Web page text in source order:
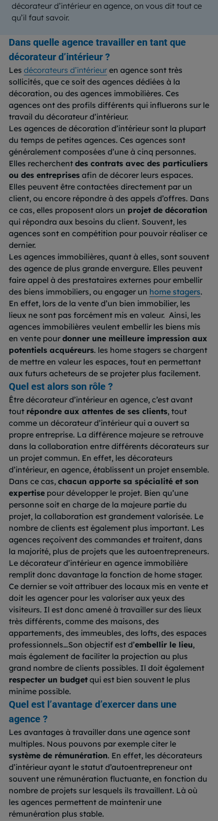
décorateur d’intérieur en agence, on vous dit tout ce
qu’il faut savoir.
Dans quelle agence travailler en tant que
décorateur d’intérieur ?
Les décorateurs d’intérieur en agence sont très
sollicités, que ce soit des agences dédiées à la
décoration, ou des agences immobilières. Ces
agences ont des profils différents qui influerons sur le
travail du décorateur d’intérieur.
Les agences de décoration d’intérieur sont la plupart
du temps de petites agences. Ces agences sont
généralement composées d’une à cinq personnes.
Elles recherchent des contrats avec des particuliers
ou des entreprises afin de décorer leurs espaces.
Elles peuvent être contactées directement par un
client, ou encore répondre à des appels d’offres. Dans
ce cas, elles proposent alors un projet de décoration
qui répondra aux besoins du client. Souvent, les
agences sont en compétition pour pouvoir réaliser ce
dernier.
Les agences immobilières, quant à elles, sont souvent
des agence de plus grande envergure. Elles peuvent
faire appel à des prestataires externes pour embellir
des biens immobiliers, ou engager un home stagers.
En effet, lors de la vente d’un bien immobilier, les
lieux ne sont pas forcément mis en valeur. Ainsi, les
agences immobilières veulent embellir les biens mis
en vente pour donner une meilleure impression aux
potentiels acquéreurs. les home stagers se chargent
de mettre en valeur les espaces, tout en permettant
aux futurs acheteurs de se projeter plus facilement.
Quel est alors son rôle ?
Être décorateur d’intérieur en agence, c’est avant
tout répondre aux attentes de ses clients, tout
comme un décorateur d’intérieur qui a ouvert sa
propre entreprise. La différence majeure se retrouve
dans la collaboration entre différents décorateurs sur
un projet commun. En effet, les décorateurs
d’intérieur, en agence, établissent un projet ensemble.
Dans ce cas, chacun apporte sa spécialité et son
expertise pour développer le projet. Bien qu’une
personne soit en charge de la majeure partie du
projet, la collaboration est grandement valorisée. Le
nombre de clients est également plus important. Les
agences reçoivent des commandes et traitent, dans
la majorité, plus de projets que les autoentrepreneurs.
Le décorateur d’intérieur en agence immobilière
remplit donc davantage la fonction de home stager.
Ce dernier se voit attribuer des locaux mis en vente et
doit les agencer pour les valoriser aux yeux des
visiteurs. Il est donc amené à travailler sur des lieux
très différents, comme des maisons, des
appartements, des immeubles, des lofts, des espaces
professionnels…Son objectif est d’embellir le lieu,
mais également de faciliter la projection au plus
grand nombre de clients possibles. Il doit également
respecter un budget qui est bien souvent le plus
minime possible.
Quel est l’avantage d’exercer dans une
agence ?
Les avantages à travailler dans une agence sont
multiples. Nous pouvons par exemple citer le
système de rémunération. En effet, les décorateurs
d’intérieur ayant le statut d’autoentrepreneur ont
souvent une rémunération fluctuante, en fonction du
nombre de projets sur lesquels ils travaillent. Là où
les agences permettent de maintenir une
rémunération plus stable.